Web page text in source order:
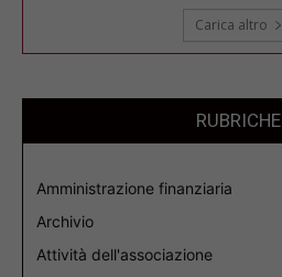
Carica altro
RUBRICHE
Amministrazione finanziaria
Archivio
Attività dell'associazione